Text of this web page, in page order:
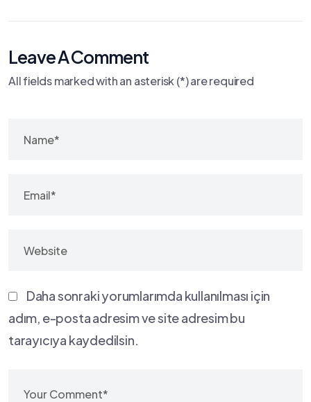
Leave A Comment
All fields marked with an asterisk (*) are required
Daha sonraki yorumlarımda kullanılması için
adım, e-posta adresim ve site adresim bu
tarayıcıya kaydedilsin.